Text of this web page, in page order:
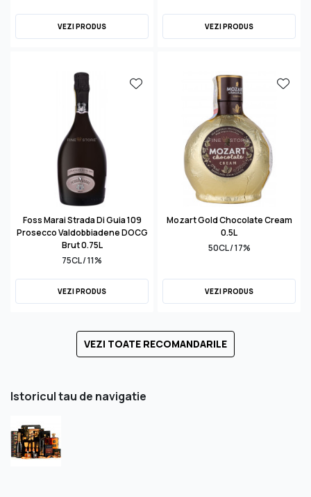
VEZI PRODUS VEZI PRODUS
Foss Marai Strada Di Guia 109
Prosecco Valdobbiadene DOCG
Brut 0.75L
75CL / 11%
VEZI PRODUS
Mozart Gold Chocolate Cream
0.5L
50CL / 17%
VEZI PRODUS
VEZI TOATE RECOMANDARILE
Istoricul tau de navigatie